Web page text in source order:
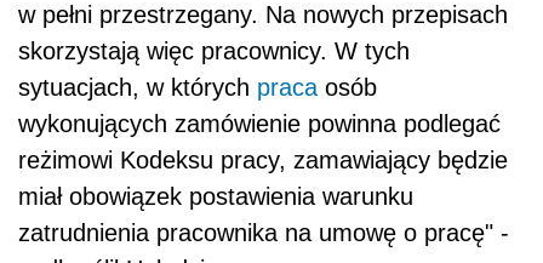
w pełni przestrzegany. Na nowych przepisach
skorzystają więc pracownicy. W tych
sytuacjach, w których praca osób
wykonujących zamówienie powinna podlegać
reżimowi Kodeksu pracy, zamawiający będzie
miał obowiązek postawienia warunku
zatrudnienia pracownika na umowę o pracę" -